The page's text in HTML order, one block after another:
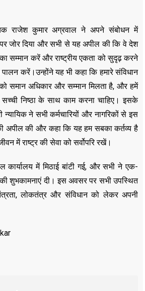
राजेश कुमार अग्रवाल ने अपने संबोधन में
जोर दिया और सभी से यह अपील की कि वे देश
सम्मान करें और राष्ट्रीय एकता को सुदृढ़ करने
करें।उन्होंने यह भी कहा कि हमारे संविधान
समान अधिकार और सम्मान मिलता है, और हमें
निष्ठा के साथ काम करना चाहिए। इसके
न्यायिक ने सभी कर्मचारियों और नागरिकों से इस
अपील की और कहा कि यह हम सबका कर्तव्य है
में राष्ट्र की सेवा को सर्वोपरि रखें।
कार्यालय में मिठाई बांटी गई, और सभी ने एक-
शुभकामनाएं दी। इस अवसर पर सभी उपस्थित
लोकतंत्र और संविधान को लेकर अपनी